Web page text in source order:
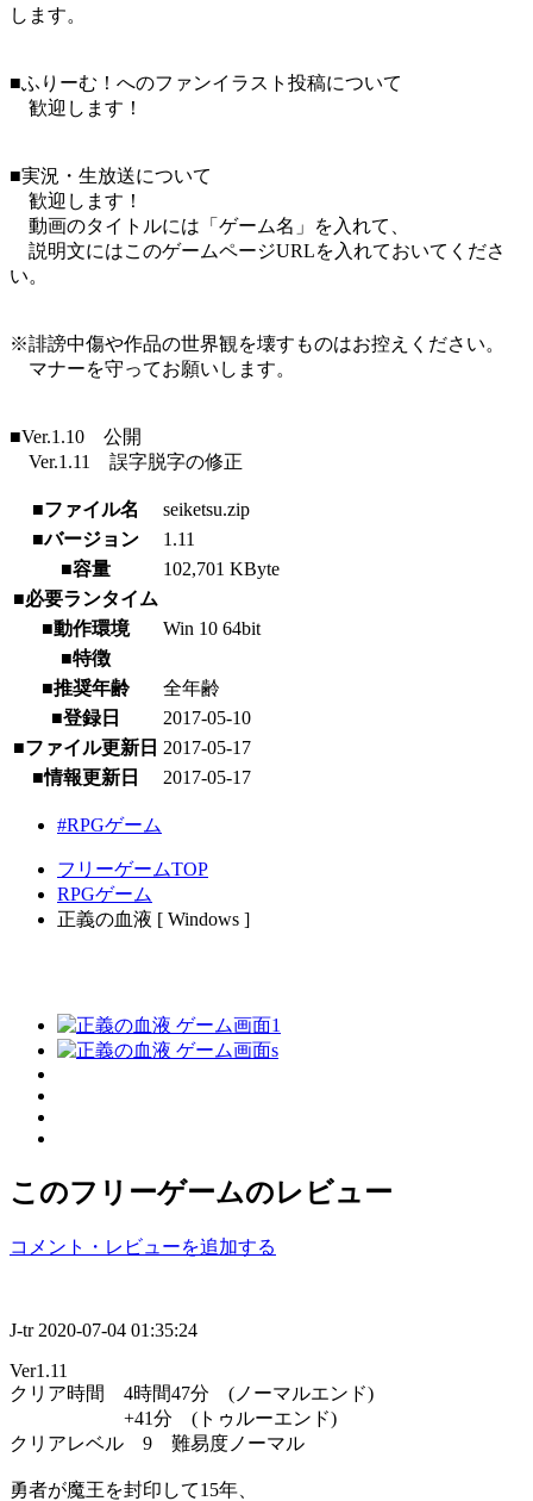
します。
■ふりーむ！へのファンイラスト投稿について
歓迎します！
■実況・生放送について
歓迎します！
動画のタイトルには「ゲーム名」を入れて、
説明文にはこのゲームページURLを入れておいてくださ
い。
※誹謗中傷や作品の世界観を壊すものはお控えください。
マナーを守ってお願いします。
■Ver.1.10 公開
Ver.1.11 誤字脱字の修正
■ファイル名
seiketsu.zip
■バージョン
1.11
■容量
102,701 KByte
■必要ランタイム
■動作環境
Win 10 64bit
■特徴
■推奨年齢
全年齢
■登録日
2017-05-10
■ファイル更新日 2017-05-17
■情報更新日
2017-05-17
#RPGゲーム
フリーゲームTOP
RPGゲーム
正義の血液 [ Windows ]
このフリーゲームのレビュー
コメント・レビューを追加する
J-tr 2020-07-04 01:35:24
Ver1.11
クリア時間 4時間47分 (ノーマルエンド)
+41分 (トゥルーエンド)
クリアレベル 9 難易度ノーマル
勇者が魔王を封印して15年、